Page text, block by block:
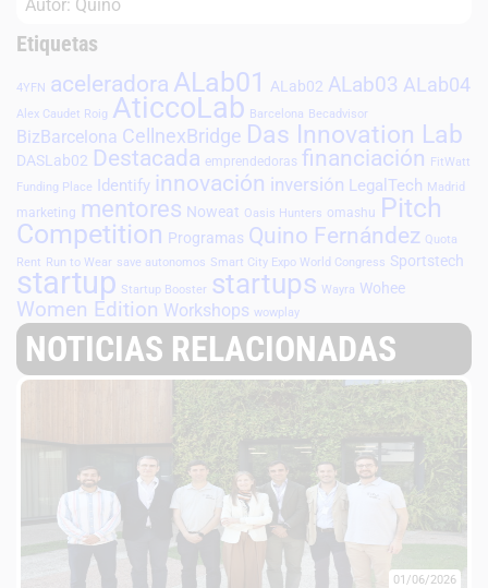
Autor: Quino
Etiquetas
4YFN aceleradora ALab01 ALab02 ALab03 ALab04
Alex Caudet Roig AticcoLab Barcelona Becadvisor
BizBarcelona CellnexBridge Das Innovation Lab
DASLab02 Destacada emprendedoras financiación FitWatt
Funding Place Identify innovación inversión LegalTech Madrid
marketing mentores Noweat Oasis Hunters omashu Pitch
Competition Programas Quino Fernández Quota
Rent Run to Wear save autonomos Smart City Expo World Congress Sportstech
startup Startup Booster startups Wayra Wohee
Women Edition Workshops wowplay
NOTICIAS RELACIONADAS
01/06/2026